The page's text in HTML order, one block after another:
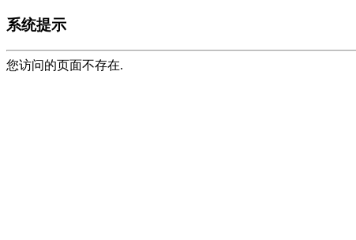
系统提示
您访问的页面不存在.